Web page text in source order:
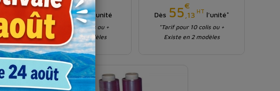
Prix
Dès 9
€
,86HTl'unité
*Tarif pour 1 colis ou +
Existe en 2 modèles
Dès 55€
,13 HT l'unité*
*Tarif pour 10 colis ou +
Existe en 2 modèles